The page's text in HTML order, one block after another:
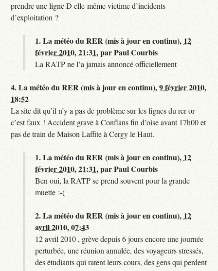
prendre une ligne D elle-même victime d’incidents
d’exploitation ?
1.La météo du RER (mis à jour en continu), 12
février 2010, 21:31,parPaul Courbis
La RATP ne l’a jamais annoncé officiellement
4.La météo du RER (mis à jour en continu),9 février 2010,
18:52
La site dit qu’il n’y a pas de problème sur les lignes du rer or
c’est faux ! Accident grave à Conflans fin d’oise avant 17h00 et
pas de train de Maison Laffite à Cergy le Haut.
1.La météo du RER (mis à jour en continu), 12
février 2010, 21:31,parPaul Courbis
Ben oui, la RATP se prend souvent pour la grande
muette :-(
2.La météo du RER (mis à jour en continu), 12
avril 2010, 07:43
12 avril 2010 , grève depuis 6 jours encore une journée
perturbée, une réunion annulée, des voyageurs stressés,
des étudiants qui ratent leurs cours, des gens qui perdent